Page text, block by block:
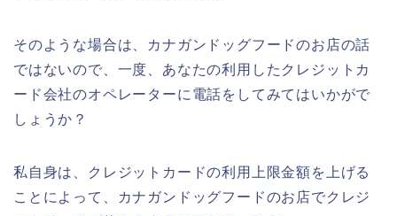
そのような場合は、カナガンドッグフードのお店の話
ではないので、一度、あなたの利用したクレジットカ
ード会社のオペレーターに電話をしてみてはいかがで
しょうか？
私自身は、クレジットカードの利用上限金額を上げる
ことによって、カナガンドッグフードのお店でクレジ